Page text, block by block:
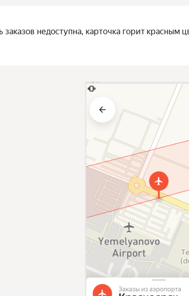
заказов недоступна, карточка горит красным